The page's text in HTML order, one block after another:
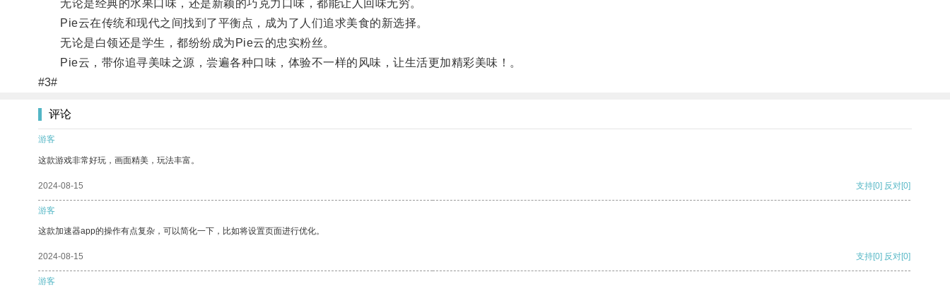
无论是经典的水果口味，还是新颖的巧克力口味，都能让人回味无穷。
Pie云在传统和现代之间找到了平衡点，成为了人们追求美食的新选择。
无论是白领还是学生，都纷纷成为Pie云的忠实粉丝。
Pie云，带你追寻美味之源，尝遍各种口味，体验不一样的风味，让生活更加精彩美味！。
#3#
评论
游客
这款游戏非常好玩，画面精美，玩法丰富。
2024-08-15 支持[0] 反对[0]
游客
这款加速器app的操作有点复杂，可以简化一下，比如将设置页面进行优化。
2024-08-15 支持[0] 反对[0]
游客